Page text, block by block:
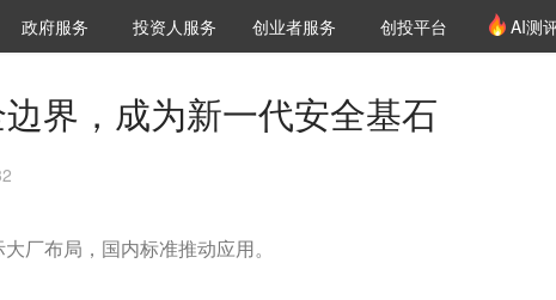
城市之窗
政府服务 VClub投资机构库
投资机构职位推介
投资人服务 创投氪堂
创业者服务 创投平台 AI测
界，成为新一代安全基石
厂布局，国内标准推动应用。